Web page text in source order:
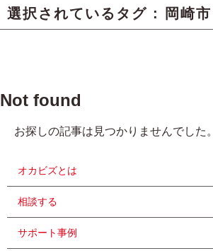
選択されているタグ : 岡崎市
Not found
お探しの記事は見つかりませんでした。
オカビズとは
相談する
サポート事例